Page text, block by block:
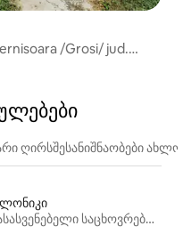
/Grosi/ jud.
ღირსშესანიშნაობები
დასასვენებელი საცხოვრებლები